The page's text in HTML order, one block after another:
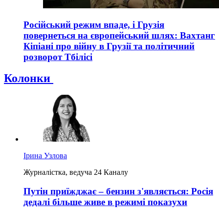
Російський режим впаде, і Грузія
повернеться на європейський шлях: Вахтанг
Кіпіані про війну в Грузії та політичний
розворот Тбілісі
Колонки
Ірина Узлова
Журналістка, ведуча 24 Каналу
Путін приїжджає – бензин з'являється: Росія
дедалі більше живе в режимі показухи